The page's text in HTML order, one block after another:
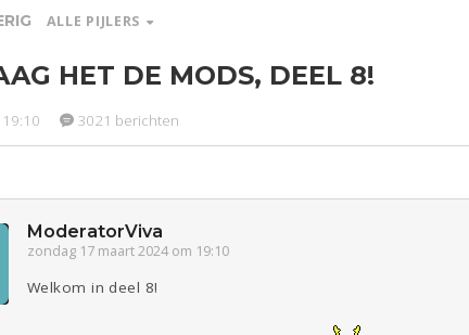
ALLE PIJLERS
Geld & Recht
Sport Contact
HET DE MODS, DEEL 8!
3021 berichten
ModeratorViva
zondag 17 maart 2024 om 19:10
Welkom in deel 8!